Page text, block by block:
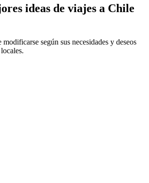
ideas de viajes a Chile
según sus necesidades y deseos